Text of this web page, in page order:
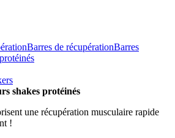
Barres de récupérationBarres
shakes protéinés
une récupération musculaire rapide
!